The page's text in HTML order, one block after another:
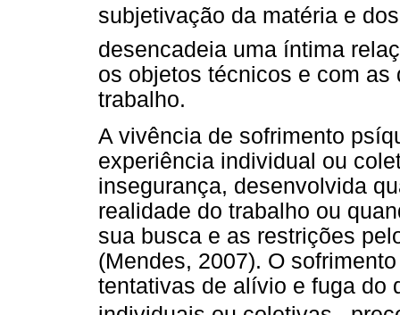
subjetivação da matéria e
desencadeia uma íntima
os objetos técnicos e com
trabalho.
A vivência de sofrimento
experiência individual ou
insegurança, desenvolvida
realidade do trabalho ou
sua busca e as restrições
(Mendes, 2007). O
tentativas de alívio e fuga do